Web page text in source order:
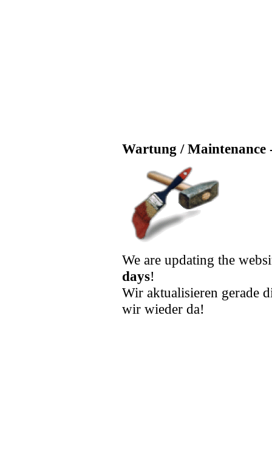
Wartung / Maintenance
We are updating the
days!
Wir aktualisieren gerade
wir wieder da!